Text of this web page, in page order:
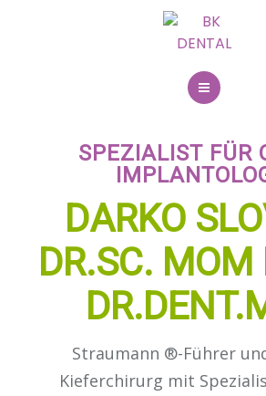
031 204 400
TERMIN
Erster Besuch
Dentalleistungen
Kontakt
SPEZIALIST FÜR
DARKO
DR.SC. MOM
Straumann ®-Führer
Kieferchirurg mit